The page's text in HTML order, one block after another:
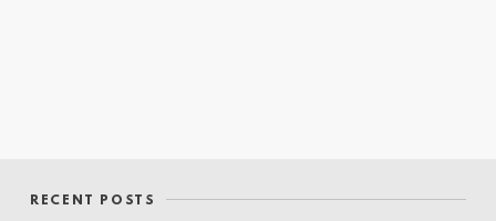
RECENT POSTS